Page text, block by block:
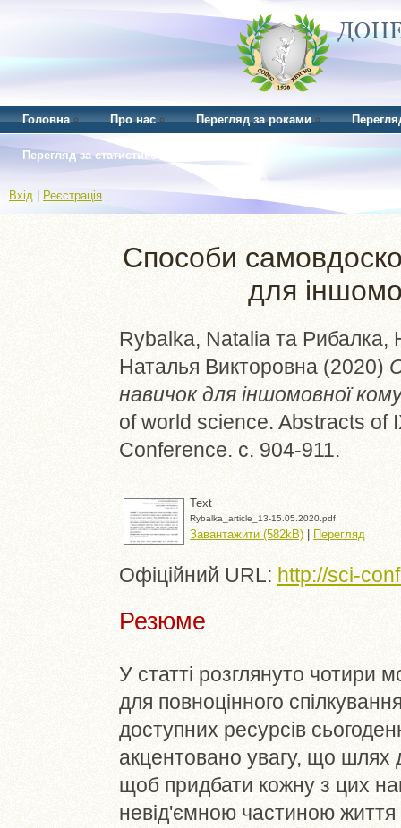
Головна Про нас Перегляд за роками
Перегляд за статистикою
Вхід Реєстрація
Способи
для
Rybalka, Natalia та Рибалка,
Наталья Викторовна (2020)
навичок для іншомовної
of world science. Abstracts of
Conference. с. 904-911.
Text
Rybalka_article_13-15.05.2020.pdf
Завантажити (582kB) | Перегляд
Офіційний URL: http://sci-
Резюме
У статті розглянуто чотири
для повноцінного
доступних ресурсів
акцентовано увагу, що шлях
щоб придбати кожну з цих
невід'ємною частиною життя